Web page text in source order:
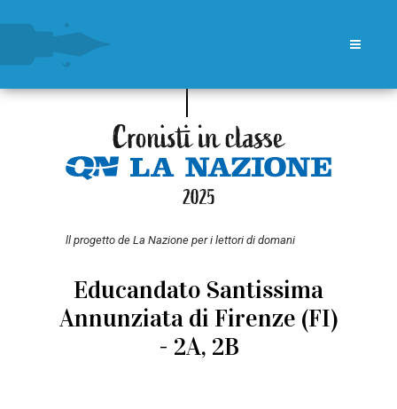
ll progetto de La Nazione per i lettori di domani
Educandato Santissima
Annunziata di Firenze (FI)
- 2A, 2B